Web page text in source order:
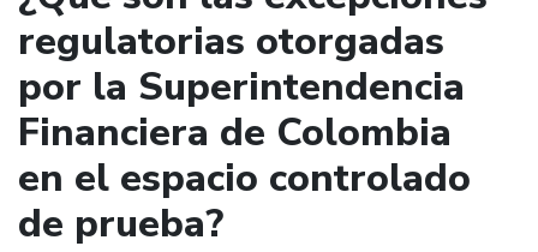
regulatorias otorgadas
por la Superintendencia
Financiera de Colombia
en el espacio controlado
de prueba?